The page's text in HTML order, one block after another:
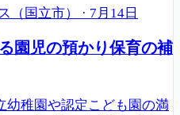
（国立市） · 7月14日
園児の預かり保育の補
幼稚園や認定こども園の満